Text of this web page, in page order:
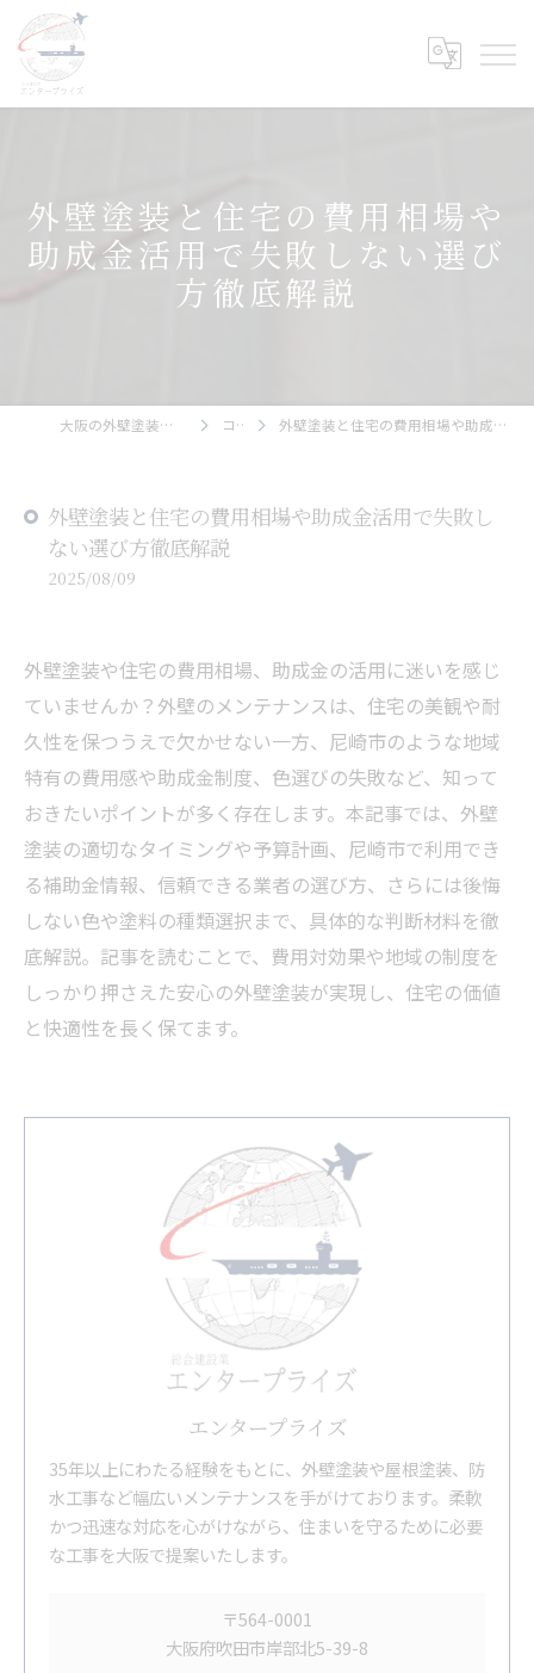
外壁塗装と住宅の費用相場や
助成金活用で失敗しない選び
方徹底解説
大阪の外壁塗装ならエンタープライズ コラム 外壁塗装と住宅の費用相場や助成金活用で失敗しない選び方徹底解説
外壁塗装と住宅の費用相場や助成金活用で失敗し
ない選び方徹底解説
2025/08/09
外壁塗装や住宅の費用相場、助成金の活用に迷いを感じ
ていませんか？外壁のメンテナンスは、住宅の美観や耐
久性を保つうえで欠かせない一方、尼崎市のような地域
特有の費用感や助成金制度、色選びの失敗など、知って
おきたいポイントが多く存在します。本記事では、外壁
塗装の適切なタイミングや予算計画、尼崎市で利用でき
る補助金情報、信頼できる業者の選び方、さらには後悔
しない色や塗料の種類選択まで、具体的な判断材料を徹
底解説。記事を読むことで、費用対効果や地域の制度を
しっかり押さえた安心の外壁塗装が実現し、住宅の価値
と快適性を長く保てます。
エンタープライズ
35年以上にわたる経験をもとに、外壁塗装や屋根塗装、防
水工事など幅広いメンテナンスを手がけております。柔軟
かつ迅速な対応を心がけながら、住まいを守るために必要
な工事を大阪で提案いたします。
〒564-0001
大阪府吹田市岸部北5-39-8